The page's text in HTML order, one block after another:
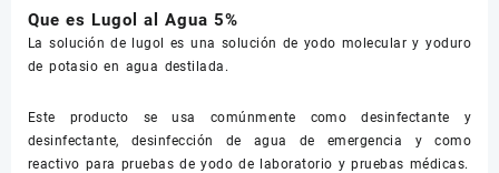
Que es Lugol al Agua 5%
La solución de lugol es una solución de yodo molecular y yoduro
de potasio en agua destilada.
Este producto se usa comúnmente como desinfectante y
desinfectante, desinfección de agua de emergencia y como
reactivo para pruebas de yodo de laboratorio y pruebas médicas.